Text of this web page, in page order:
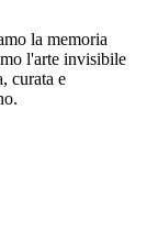
la memoria
l'arte invisibile
curata e